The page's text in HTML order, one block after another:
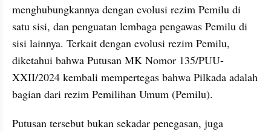
menghubungkannya dengan evolusi rezim Pemilu di
satu sisi, dan penguatan lembaga pengawas Pemilu di
sisi lainnya. Terkait dengan evolusi rezim Pemilu,
diketahui bahwa Putusan MK Nomor 135/PUU-
XXII/2024 kembali mempertegas bahwa Pilkada adalah
bagian dari rezim Pemilihan Umum (Pemilu).
Putusan tersebut bukan sekadar penegasan, juga